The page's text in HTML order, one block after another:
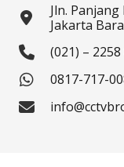
Jln.
Jakarta
(021) – 2258
0817-717-